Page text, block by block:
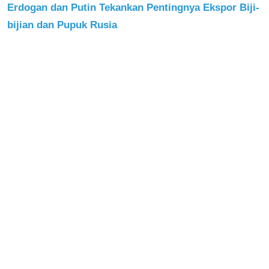
Erdogan dan Putin Tekankan Pentingnya Ekspor Biji-
bijian dan Pupuk Rusia